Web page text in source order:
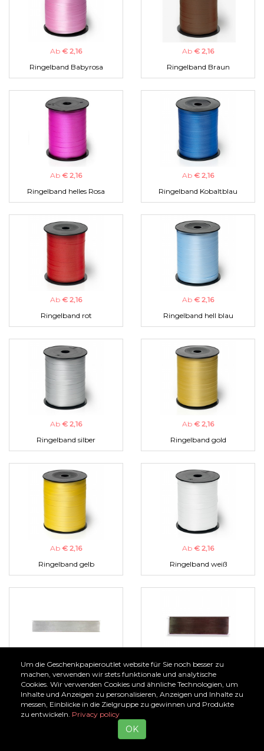
Ab € 2,16
Ringelband Babyrosa
Ab € 2,16
Ringelband Braun
Ab € 2,16
Ringelband helles Rosa
Ab € 2,16
Ringelband Kobaltblau
Ab € 2,16
Ringelband rot
Ab € 2,16
Ringelband hell blau
Ab € 2,16
Ringelband silber
Ab € 2,16
Ringelband gold
Ab € 2,16
Ringelband gelb
Ab € 2,16
Ringelband weiß
Ab€ 1,00
Organzaband silber
Ab€ 1,00
Organzaband braun
Um die Geschenkpapieroutlet website für Sie noch besser zu
machen, verwenden wir stets funktionale und analytische
Cookies. Wir verwenden Cookies und ähnliche Technologien, um
Inhalte und Anzeigen zu personalisieren, Anzeigen und Inhalte zu
messen, Einblicke in die Zielgruppe zu gewinnen und Produkte
zu entwickeln. Privacy policy
OK